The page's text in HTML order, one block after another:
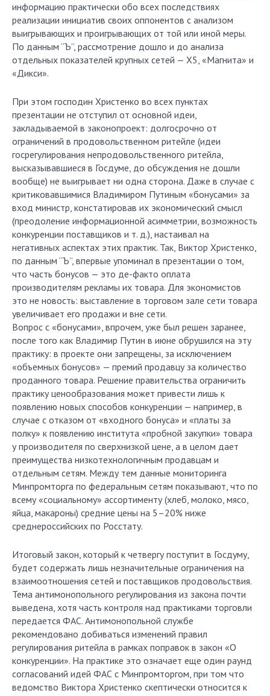
информацию практически обо всех последствиях
реализации инициатив своих оппонентов с анализом
выигрывающих и проигрывающих от той или иной меры.
По данным “Ъ”, рассмотрение дошло и до анализа
отдельных показателей крупных сетей — X5, «Магнита» и
«Дикси».
При этом господин Христенко во всех пунктах
презентации не отступил от основной идеи,
закладываемой в законопроект: долгосрочно от
ограничений в продовольственном ритейле (идеи
госрегулирования непродовольственного ритейла,
высказывавшиеся в Госдуме, до обсуждения не дошли
вообще) не выигрывает ни одна сторона. Даже в случае с
критиковавшимися Владимиром Путиным «бонусами» за
вход министр, констатировав их экономический смысл
(преодоление информационной асимметрии, возможность
конкуренции поставщиков и т. д.), настаивал на
негативных аспектах этих практик. Так, Виктор Христенко,
по данным “Ъ”, впервые упоминал в презентации о том,
что часть бонусов — это де-факто оплата
производителям рекламы их товара. Для экономистов
это не новость: выставление в торговом зале сети товара
увеличивает его продажи и вне сети.
Вопрос с «бонусами», впрочем, уже был решен заранее,
после того как Владимир Путин в июне обрушился на эту
практику: в проекте они запрещены, за исключением
«объемных бонусов» — премий продавцу за количество
проданного товара. Решение правительства ограничить
практику ценообразования может привести лишь к
появлению новых способов конкуренции — например, в
случае с отказом от «входного бонуса» и «платы за
полку» к появлению института «пробной закупки» товара
у производителя по сверхнизкой цене, а в целом дает
преимущества низкотехнологичным продавцам и
отдельным сетям. Между тем данные мониторинга
Минпромторга по федеральным сетям показывают, что по
всему «социальному» ассортименту (хлеб, молоко, мясо,
яйца, макароны) средние цены на 5–20% ниже
среднероссийских по Росстату.
Итоговый закон, который к четвергу поступит в Госдуму,
будет содержать лишь незначительные ограничения на
взаимоотношения сетей и поставщиков продовольствия.
Тема антимонопольного регулирования из закона почти
выведена, хотя часть контроля над практиками торговли
передается ФАС. Антимонопольной службе
рекомендовано добиваться изменений правил
регулирования ритейла в рамках поправок в закон «О
конкуренции». На практике это означает еще один раунд
согласований идей ФАС с Минпромторгом, при том что
ведомство Виктора Христенко скептически относится к